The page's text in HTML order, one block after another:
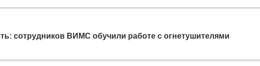
сотрудников ВИМС обучили работе с огнетушителями